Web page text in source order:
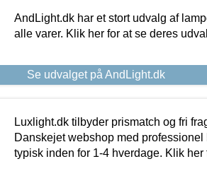
AndLight.dk har et stort udvalg af
alle varer. Klik her for at se deres
Se udvalget på AndLight.dk
Luxlight.dk tilbyder prismatch og fri
Danskejet webshop med
typisk inden for 1-4 hverdage. Klik her